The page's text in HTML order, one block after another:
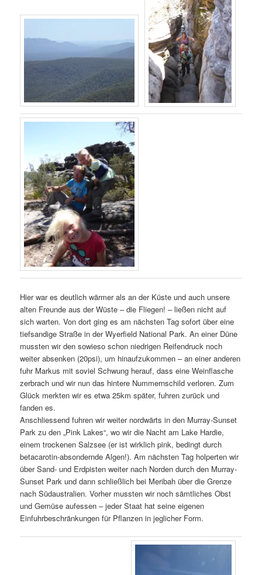
Hier war es deutlich wärmer als an der Küste und auch unsere
alten Freunde aus der Wüste – die Fliegen! – ließen nicht auf
sich warten. Von dort ging es am nächsten Tag sofort über eine
tiefsandige Straße in der Wyerfield National Park. An einer Düne
mussten wir den sowieso schon niedrigen Reifendruck noch
weiter absenken (20psi), um hinaufzukommen – an einer anderen
fuhr Markus mit soviel Schwung herauf, dass eine Weinflasche
zerbrach und wir nun das hintere Nummernschild verloren. Zum
Glück merkten wir es etwa 25km später, fuhren zurück und
fanden es.
Anschliessend fuhren wir weiter nordwärts in den Murray-Sunset
Park zu den „Pink Lakes“, wo wir die Nacht am Lake Hardie,
einem trockenen Salzsee (er ist wirklich pink, bedingt durch
betacarotin-absondernde Algen!). Am nächsten Tag holperten wir
über Sand- und Erdpisten weiter nach Norden durch den Murray-
Sunset Park und dann schließlich bei Meribah über die Grenze
nach Südaustralien. Vorher mussten wir noch sämtliches Obst
und Gemüse aufessen – jeder Staat hat seine eigenen
Einfuhrbeschränkungen für Pflanzen in jeglicher Form.